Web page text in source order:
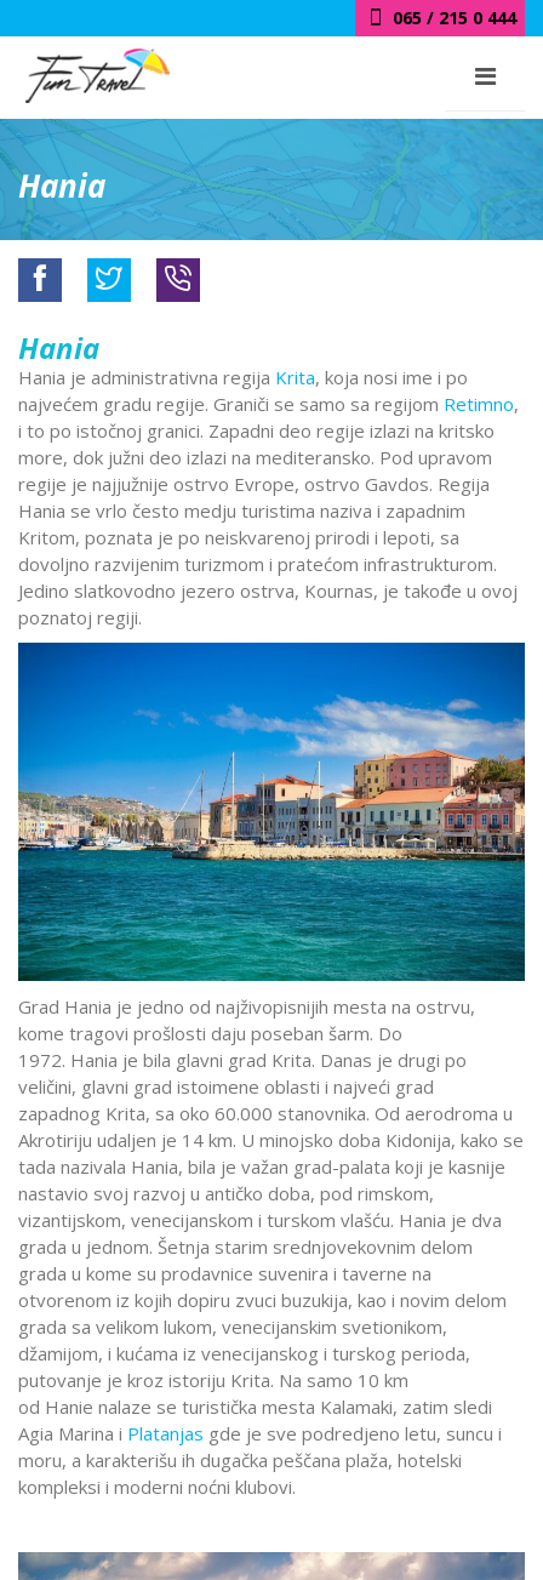
Hania
Hania
Hania je administrativna regija Krita, koja nosi ime i po
najvećem gradu regije. Graniči se samo sa regijom Retimno,
i to po istočnoj granici. Zapadni deo regije izlazi na kritsko
more, dok južni deo izlazi na mediteransko. Pod upravom
regije je najjužnije ostrvo Evrope, ostrvo Gavdos. Regija
Hania se vrlo često medju turistima naziva i zapadnim
Kritom, poznata je po neiskvarenoj prirodi i lepoti, sa
dovoljno razvijenim turizmom i pratećom infrastrukturom.
Jedino slatkovodno jezero ostrva, Kournas, je takođe u ovoj
poznatoj regiji.
Grad Hania je jedno od najživopisnijih mesta na ostrvu,
kome tragovi prošlosti daju poseban šarm. Do
1972. Hania je bila glavni grad Krita. Danas je drugi po
veličini, glavni grad istoimene oblasti i najveći grad
zapadnog Krita, sa oko 60.000 stanovnika. Od aerodroma u
Akrotiriju udaljen je 14 km. U minojsko doba Kidonija, kako se
tada nazivala Hania, bila je važan grad-palata koji je kasnije
nastavio svoj razvoj u antičko doba, pod rimskom,
vizantijskom, venecijanskom i turskom vlašću. Hania je dva
grada u jednom. Šetnja starim srednjovekovnim delom
grada u kome su prodavnice suvenira i taverne na
otvorenom iz kojih dopiru zvuci buzukija, kao i novim delom
grada sa velikom lukom, venecijanskim svetionikom,
džamijom, i kućama iz venecijanskog i turskog perioda,
putovanje je kroz istoriju Krita. Na samo 10 km
od Hanie nalaze se turistička mesta Kalamaki, zatim sledi
Agia Marina i Platanjas gde je sve podredjeno letu, suncu i
moru, a karakterišu ih dugačka peščana plaža, hotelski
kompleksi i moderni noćni klubovi.